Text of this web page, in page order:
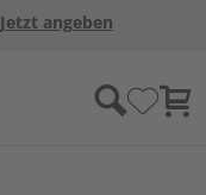
Jetzt angeben